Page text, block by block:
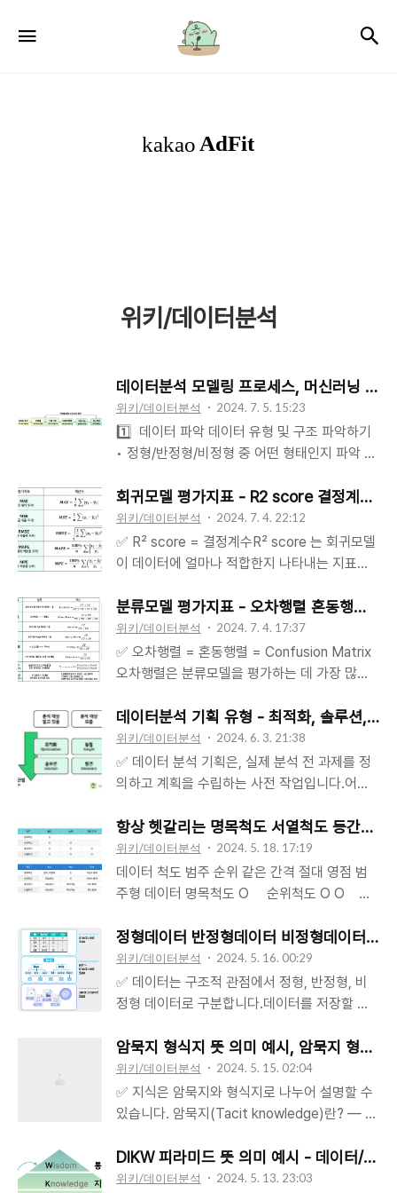
서
윤
위키/데이터분석
데이터분석 모델링 프로세스, 머신러닝 AI
위키/데이터분석 2024. 7. 5. 15:23
1️⃣ 데이터 파악 데이터 유형 및 구조 파악하기
• 정형/반정형/비정형 중 어떤 형태인지 파악 •
형태의 데이터가 대표적 • 반정형 데이터: 로그,
JSON, 이메일 등 일부 정형화 되어있으나 비교
적 유연한 데이터 유형 • 비정형 데이터: 이미지,
영상, 텍스트 등 정해진 구조나 형식이 없는 데
향 미칠 수 있는 모든 요소 파악하기• 수치형 데
이터는 분포 및 요약통계량 확인• 범주형 데이
터는 빈도 및 교차표 등 확인• 데이터 중복 여부,
결측치 여부, 이상치 여부 확인 → 전처리 필요
이 있는지 확인 → 있으면 지도학습, 없으면 비
지도학습 모델이 될 것 2️..
회귀모델 평가지표 - R2 score 결정계수,
위키/데이터분석 2024. 7. 4. 22:12
✅ R² score = 결정계수R² score 는 회귀모델
이 데이터에 얼마나 적합한지 나타내는 지표입
합니다.회귀모델의 기본적인 평가지표는 아래와
같이 계산합니다.✔️ SSE = 오차제곱합 = ∑(예
측값과 실제값의 차이)²✔️ SSR = 회귀제곱합
= ∑(예측값과 평균값의 차이)² ✔️ SST = 전체
score = 결정계수 = SSR / SST = 1 - (SSE
/ SST) ✅ 오차 = 실제값과 예측값의 차이 를
이용한 평가지표들MAE = Mean Absolute
Error = 평균 절대 오차 = ∑|예측값과 실제값의
이 작을수록, 모델 성능이 좋음.M..
분류모델 평가지표 - 오차행렬 혼동행렬,
위키/데이터분석 2024. 7. 4. 17:37
✅ 오차행렬 = 혼동행렬 = Confusion Matrix
오차행렬은 분류모델을 평가하는 데 가장 많이
Positive / Negative 2가지로만 분류되는 상황
에서, 발생 가능한 경우의 수는 아래 4가지 뿐입
니다.✔️ TP (True Positive) : 예측값이 Pos =
실제값도 Pos ✔️ FP (False Positive) : 예측값
Negative) : 예측값이 Neg ≠ 실제값은 Pos
✔️ TN (True Negative) : 예측값이 Neg = 실
제값도 Neg 위 4가지 경우를 가지고 분류모델
의 평가지표를 계산할 수 있습니다.✔️ 정확도 :
..
데이터분석 기획 유형 - 최적화, 솔루션, 통
위키/데이터분석 2024. 6. 3. 21:38
✅ 데이터 분석 기획은, 실제 분석 전 과제를 정
의하고 계획을 수립하는 사전 작업입니다.어떤
어떤 방식으로 수행할지에 대한 계획을 수립해
야 합니다.분석 기획은 분석 문제(대상)가 정해
져 있느냐에 따라, 하향식 접근방법 혹은 상향식
접근방법으로 나눌 수 있습니다.분석 대상
획 유형알고 있음하향식(Top-Down)알고 있음
최적화모름솔루션모름상향식(Bottom-Up)알
고 있음통찰모름발견 ✅ 하향식 접근방식은 분
석할 대상 정해져 있거나, 아는 상태에서 접근하
상(What)도 알고, 분석방법(How)도 알고 있는
경우✔️ 둘다 알고 있다면 다행입니다. 어떻게
항상 헷갈리는 명목척도 서열척도 등간척도
위키/데이터분석 2024. 5. 18. 17:19
데이터 척도 범주 순위 같은 간격 절대 영점 범
주형 데이터 명목척도 O 순위척도 O O 연
O O 데이터 척도 비교연산통계시각화 범주형
데이터 명목척도 같다, 다르다X비모수 통계막대
그래프,원그래프 등 순위척도 대소비교X비모수
통계 연속형 데이터 등간척도 대소비교연산가능
대소비교연산가능모수 통계 ✅ 데이터 변수는
질적변수인 범주형 데이터, 양적변수인 수치형
데이터로 나누어집니다.범주형 데이터: 임의의
"범주"로 분류하여 측정합니다. 혈액형, 국적, 직
서 이 자체로는 연산할 수 없는 데이터입니
다.✔️ 각 범주에..
정형데이터 반정형데이터 비정형데이터 뜻
위키/데이터분석 2024. 5. 16. 00:29
✅ 데이터는 구조적 관점에서 정형, 반정형, 비
정형 데이터로 구분합니다.데이터를 저장할 때
조 형태를 가지는지 등을 기준으로, 아래와 같이
구분합니다.✔️ 정형 데이터: 고정된 필드에 저
장하고, 데이터베이스에 저장할 수 있으므로 스
키마 구조 형태를 지원합니다. 행열에 의해
까운 예로 엑셀 스프레드시트(SpreadSheet)
가 있습니다.✔️ 반정형 데이터: 정형데이터처럼
암묵지 형식지 뜻 의미 예시, 암묵지 형식지
위키/데이터분석 2024. 5. 15. 02:04
✅ 지식은 암묵지와 형식지로 나누어 설명할 수
있습니다. 암묵지(Tacit knowledge)란? — 개
및 경험으로 개인에게 체화된 상태의 지식을 "암
묵지"라고 부릅니다. ✔️ 말그대로 체화된 지식
DIKW 피라미드 뜻 의미 예시 - 데이터/정
위키/데이터분석 2024. 5. 13. 23:03